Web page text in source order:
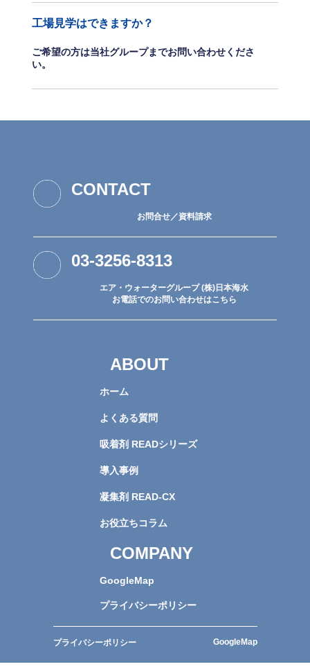
工場見学はできますか？
ご希望の方は当社グループまでお問い合わせくださ
い。
CONTACT
お問合せ／資料請求
03-3256-8313
エア・ウォーターグループ (株)日本海水
お電話でのお問い合わせはこちら
ABOUT
ホーム
よくある質問
吸着剤 READシリーズ
導入事例
凝集剤 READ-CX
お役立ちコラム
COMPANY
GoogleMap
プライバシーポリシー
プライバシーポリシー GoogleMap